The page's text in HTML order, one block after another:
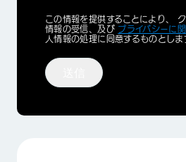
Privacy
Optin
この情報を提供することにより、
情報の受信、及び プライバシーに
人情報の処理に同意するものとしま